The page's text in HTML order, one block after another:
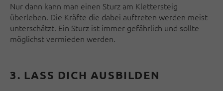
Nur dann kann man einen Sturz am Klettersteig
überleben. Die Kräfte die dabei auftreten werden meist
unterschätzt. Ein Sturz ist immer gefährlich und sollte
möglichst vermieden werden.
3. LASS DICH AUSBILDEN